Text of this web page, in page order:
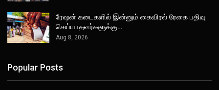
ரேஷன் கடைகளில் இன்னும் கைவிரல் ரேகை பதிவு
செய்யாதவர்களுக்கு…
Aug 8, 2026
Popular Posts